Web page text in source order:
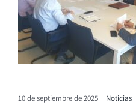
10 de septiembre de 2025 | Noticias